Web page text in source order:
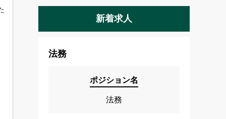
新着求人
法務
ポジション名
法務